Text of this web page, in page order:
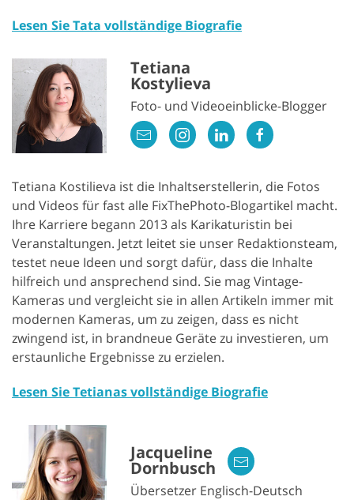
Lesen Sie Tata vollständige Biografie
Tetiana
Kostylieva
Foto- und Videoeinblicke-Blogger
Tetiana Kostilieva ist die Inhaltserstellerin, die Fotos
und Videos für fast alle FixThePhoto-Blogartikel macht.
Ihre Karriere begann 2013 als Karikaturistin bei
Veranstaltungen. Jetzt leitet sie unser Redaktionsteam,
testet neue Ideen und sorgt dafür, dass die Inhalte
hilfreich und ansprechend sind. Sie mag Vintage-
Kameras und vergleicht sie in allen Artikeln immer mit
modernen Kameras, um zu zeigen, dass es nicht
zwingend ist, in brandneue Geräte zu investieren, um
erstaunliche Ergebnisse zu erzielen.
Lesen Sie Tetianas vollständige Biografie
Jacqueline
Dornbusch
Übersetzer Englisch-Deutsch